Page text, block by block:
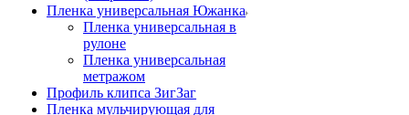
Пленка универсальная Южанка
Пленка универсальная в
рулоне
Пленка универсальная
метражом
Профиль клипса ЗигЗаг
Пленка мульчирующая для